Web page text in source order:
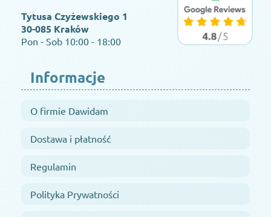
Tytusa Czyżewskiego 1
30-085 Kraków
Pon - Sob 10:00 - 18:00
Informacje
O firmie Dawidam
Dostawa i płatność
Regulamin
Polityka Prywatności